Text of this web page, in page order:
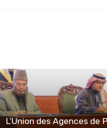
L’Union des Agences de